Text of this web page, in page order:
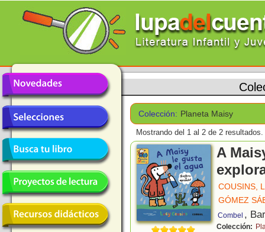
Colección: Planeta Maisy
Mostrando del 1 al 2 de 2 resultados.
A
COUSINS,
GÓMEZ
Combel ,
Colección: